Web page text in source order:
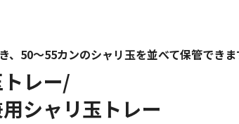
、50～55カンのシャリ玉を並べて保管できま
レー/
シャリ玉トレー